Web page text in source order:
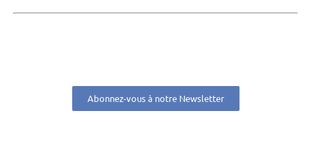
Abonnez-vous à notre Newsletter